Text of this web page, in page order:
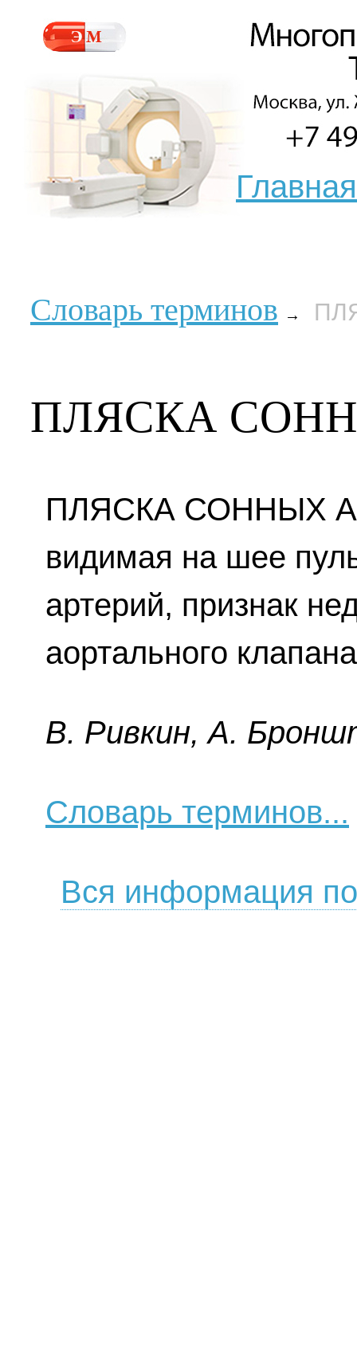
Главная
Словарь терминов →
ПЛЯСКА
ПЛЯСКА СОННЫХ
видимая на шее
артерий, признак
аортального
B. Pивкин, A.
Словарь терминов...
Вся информация